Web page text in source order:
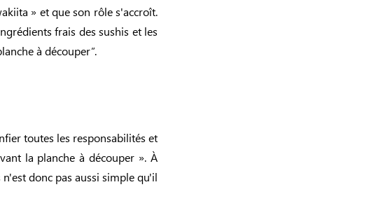
» et que son rôle s'accroît.
frais des sushis et les
à découper”.
toutes les responsabilités et
la planche à découper ». À
donc pas aussi simple qu'il